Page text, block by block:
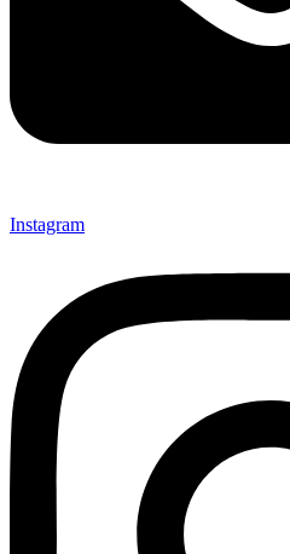
Instagram